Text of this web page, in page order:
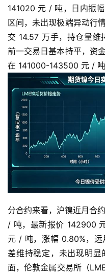
141020 元 / 吨，日内振
区间，未出现极端异动行
交 14.57 万手，持仓量
前一交易日基本持平，资
在 141000-143500 元 / 吨
分合约来看，沪镍近月合
/ 吨，最新报价 142900
元 / 吨，涨幅 0.80%，
差维持稳定，未出现明
面，伦敦金属交易所（